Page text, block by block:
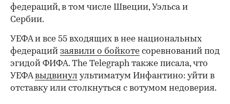
федераций, в том числе Швеции, Уэльса и
Сербии.
УЕФА и все 55 входящих в нее национальных
федераций заявили о бойкоте соревнований под
эгидой ФИФА. The Telegraph также писала, что
УЕФАвыдвинул ультиматум Инфантино: уйти в
отставку или столкнуться с вотумом недоверия.